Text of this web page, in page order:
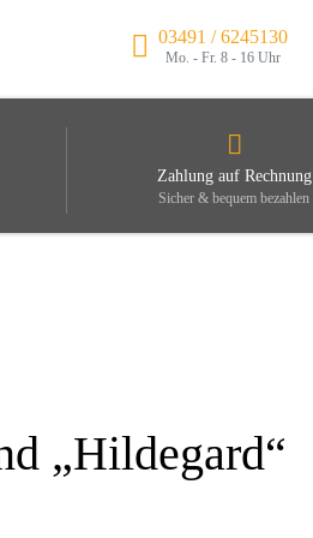
03491 / 6245130
Mo. - Fr. 8 - 16 Uhr
Zahlung auf Rechnung
Sicher & bequem bezahlen
„Hildegard“